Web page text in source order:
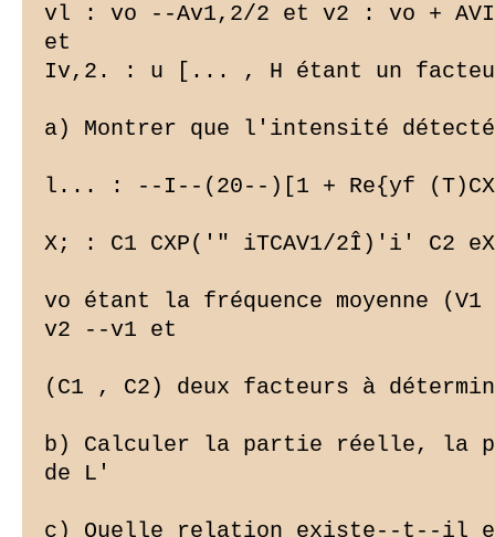
vl : vo --Av1,2/2 et v2 : vo +
et
Iv,2. : u [... , H étant un
a) Montrer que l'intensité
l... : --I--(20--)[1 + Re{yf
X; : C1 CXP('" iTCAV1/2Î)'i' C2
vo étant la fréquence moyenne
v2 --v1 et
(C1 , C2) deux facteurs à
b) Calculer la partie réelle, la
de L'
c) Quelle relation existe--t--il